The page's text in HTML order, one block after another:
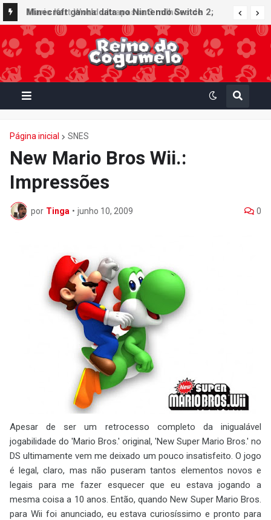
Minecraft ganha data no Nintendo Switch 2;
Super Mario Mash-Up receberá atualização
gráfica exclusiva
Página inicial SNES
New Mario Bros Wii.:
Impressões
por Tinga • junho 10, 2009 0
Apesar de ser um retrocesso completo da inigualável
jogabilidade do 'Mario Bros.' original, 'New Super Mario Bros.' no
DS ultimamente vem me deixado um pouco insatisfeito. O jogo
é legal, claro, mas não puseram tantos elementos novos e
legais para me fazer esquecer que eu estava jogando a
mesma coisa a 10 anos. Então, quando New Super Mario Bros.
para Wii foi anunciado, eu estava curiosíssimo e pronto para